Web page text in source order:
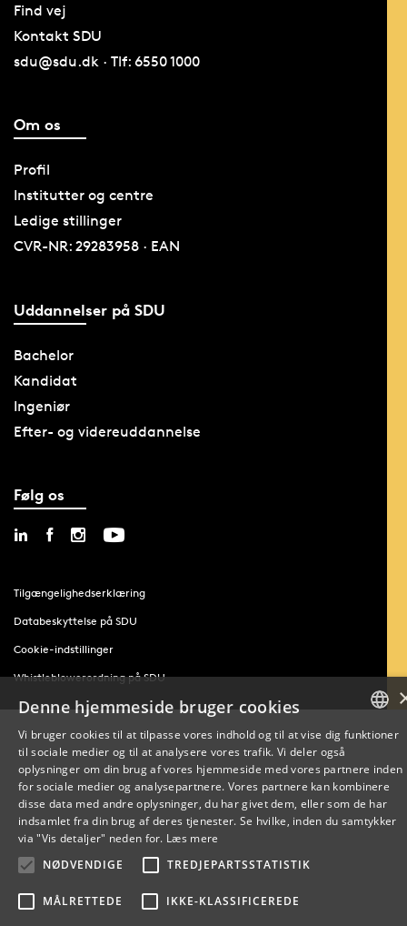
Find vej
Kontakt SDU
sdu@sdu.dk · Tlf: 6550 1000
Om os
Profil
Institutter og centre
Ledige stillinger
CVR-NR: 29283958 · EAN
Uddannelser på SDU
Bachelor
Kandidat
Ingeniør
Efter- og videreuddannelse
Følg os
Tilgængelighedserklæring
Databeskyttelse på SDU
Cookie-indstillinger
Whistleblowerordning på SDU
ENGLISH
Denne hjemmeside bruger cookies
Vi bruger cookies til at tilpasse vores indhold og til at vise dig funktioner
til sociale medier og til at analysere vores trafik. Vi deler også
oplysninger om din brug af vores hjemmeside med vores partnere inden
for sociale medier og analysepartnere. Vores partnere kan kombinere
disse data med andre oplysninger, du har givet dem, eller som de har
indsamlet fra din brug af deres tjenester. Se hvilke, inden du samtykker
via "Vis detaljer" neden for. Læs mere
NØDVENDIGE
TREDJEPARTSSTATISTIK
MÅLRETTEDE IKKE-KLASSIFICEREDE